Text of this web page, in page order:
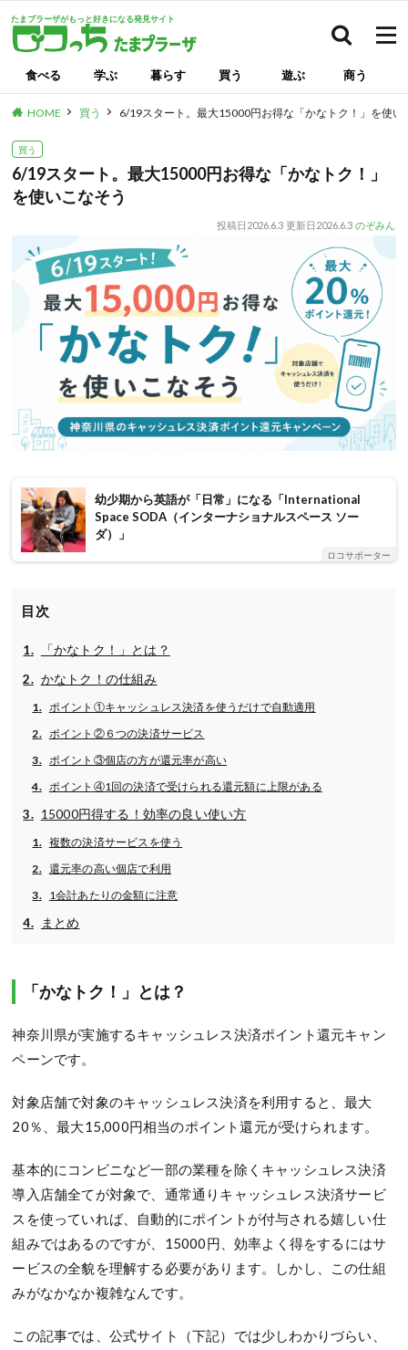
たまプラーザがもっと好きになる発見サイト
食べる 学ぶ 暮らす 買う 遊ぶ 商う
HOME 買う 6/19スタート。最大15000円お得な「かなトク！」を使い
買う
6/19スタート。最大15000円お得な「かなトク！」
を使いこなそう
投稿日 2026.6.3 更新日 2026.6.3 のぞみん
幼少期から英語が「日常」になる「International
Space SODA（インターナショナルスペース ソー
ダ）」
ロコサポーター
目次
「かなトク！」とは？
かなトク！の仕組み
ポイント①キャッシュレス決済を使うだけで自動適用
ポイント②６つの決済サービス
ポイント③個店の方が還元率が高い
ポイント④1回の決済で受けられる還元額に上限がある
15000円得する！効率の良い使い方
複数の決済サービスを使う
還元率の高い個店で利用
1会計あたりの金額に注意
まとめ
「かなトク！」とは？
神奈川県が実施するキャッシュレス決済ポイント還元キャン
ペーンです。
対象店舗で対象のキャッシュレス決済を利用すると、最大
20％、最大15,000円相当のポイント還元が受けられます。
基本的にコンビニなど一部の業種を除くキャッシュレス決済
導入店舗全てが対象で、通常通りキャッシュレス決済サービ
スを使っていれば、自動的にポイントが付与される嬉しい仕
組みではあるのですが、15000円、効率よく得をするにはサ
ービスの全貌を理解する必要があります。しかし、この仕組
みがなかなか複雑なんです。
この記事では、公式サイト（下記）では少しわかりづらい、